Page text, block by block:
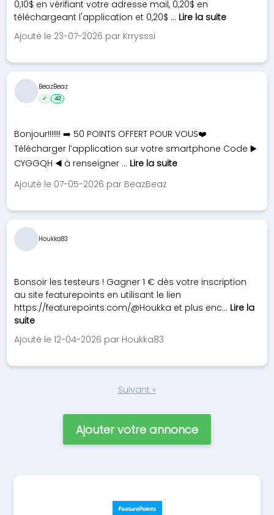
0,10$ en vérifiant votre adresse mail, 0,20$ en
téléchargeant l'application et 0,20$ ... Lire la suite
Ajouté le 23-07-2026 par Krrysssi
Bonjour!!!!!!! ➡️ 50 POINTS OFFERT POUR VOUS❤️
Télécharger l’application sur votre smartphone Code ▶️
CYGGQH ◀️ à renseigner ... Lire la suite
Ajouté le 07-05-2026 par BeazBeaz
BeazBeaz
✓ 42
Bonsoir les testeurs ! Gagner 1 € dès votre inscription
au site featurepoints en utilisant le lien
https://featurepoints.com/@Houkka et plus enc... Lire la
suite
Ajouté le 12-04-2026 par Houkka83
Houkka83
Suivant »
Ajouter votre annonce